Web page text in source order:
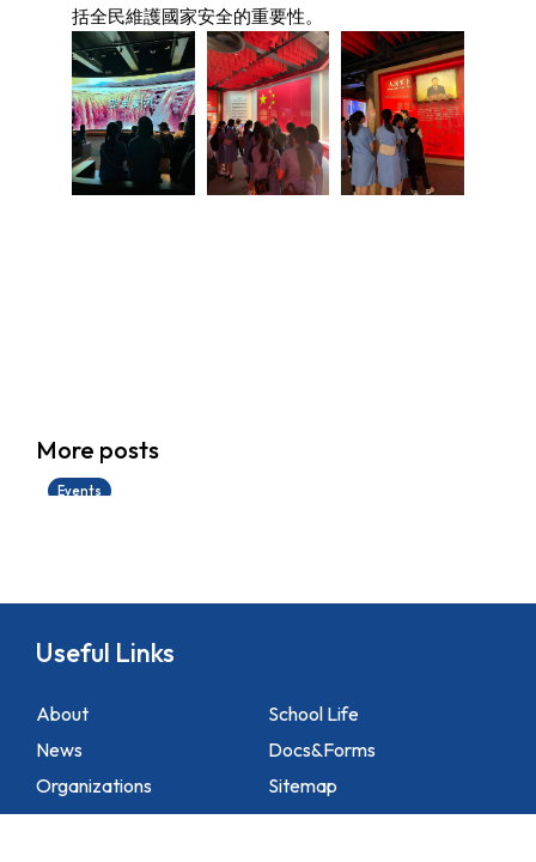
括全民維護國家安全的重要性。
More posts
Events
28/06/2026
Useful Links
About
News
Organizations
Academic
School Life
Docs&Forms
Sitemap
NCS Support